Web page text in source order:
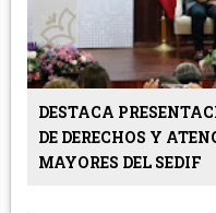
DESTACA
DE DERECHOS Y
MAYORES DEL SEDIF